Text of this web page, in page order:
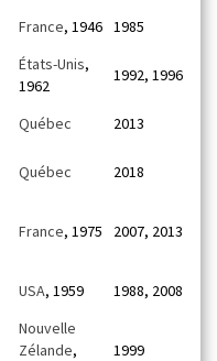
France, 1946 1985
États-Unis,
1962
1992, 1996
Québec
2013
Québec 2018
France, 1975 2007, 2013
USA, 1959 1988, 2008
Nouvelle
Zélande,
1999